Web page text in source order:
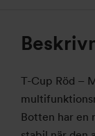
T-Cup Röd –
Botten har en